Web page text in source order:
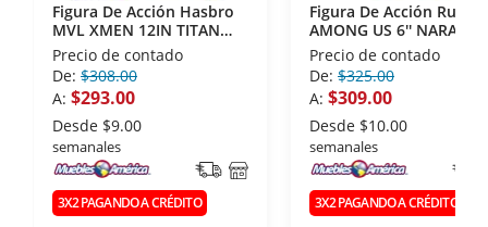
Figura De Acción Hasbro
MVL XMEN 12IN TITAN
HERO
Precio de contado
De: $308.00
A: $293.00
Desde $9.00
semanales
3X2 PAGANDO A CRÉDITO
Figura De Acción Ruz
AMONG US 6'' NARANJA
Precio de contado
De: $325.00
A: $309.00
Desde $10.00
semanales
3X2 PAGANDO A CRÉDITO